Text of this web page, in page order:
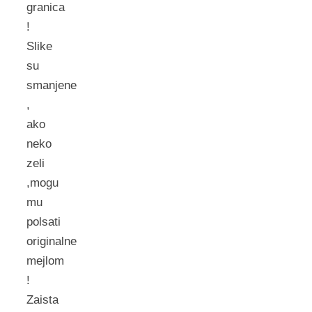
granica
!
Slike
su
smanjene
,
ako
neko
zeli
,mogu
mu
polsati
originalne
mejlom
!
Zaista